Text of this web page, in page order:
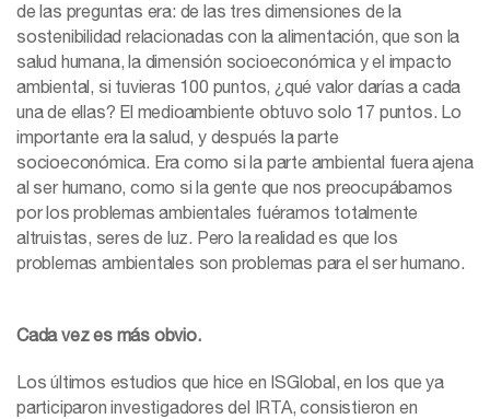
de las preguntas era: de las tres dimensiones de la
sostenibilidad relacionadas con la alimentación, que son la
salud humana, la dimensión socioeconómica y el impacto
ambiental, si tuvieras 100 puntos, ¿qué valor darías a cada
una de ellas? El medioambiente obtuvo solo 17 puntos. Lo
importante era la salud, y después la parte
socioeconómica. Era como si la parte ambiental fuera ajena
al ser humano, como si la gente que nos preocupábamos
por los problemas ambientales fuéramos totalmente
altruistas, seres de luz. Pero la realidad es que los
problemas ambientales son problemas para el ser humano.
Cada vez es más obvio.
Los últimos estudios que hice en ISGlobal, en los que ya
participaron investigadores del IRTA, consistieron en